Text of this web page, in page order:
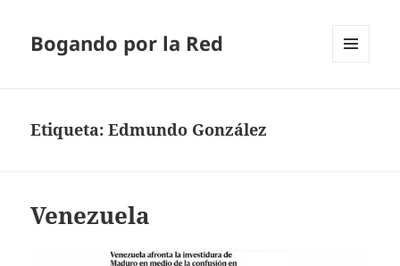
Bogando por la Red
Etiqueta:Edmundo González
Venezuela